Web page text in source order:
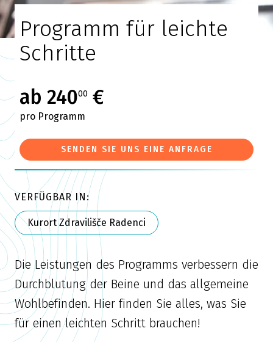
Programm für leichte
Schritte
ab 24000 €
pro Programm
SENDEN SIE UNS EINE ANFRAGE
VERFÜGBAR IN:
Kurort Zdravilišče Radenci
Die Leistungen des Programms verbessern die
Durchblutung der Beine und das allgemeine
Wohlbefinden. Hier finden Sie alles, was Sie
für einen leichten Schritt brauchen!